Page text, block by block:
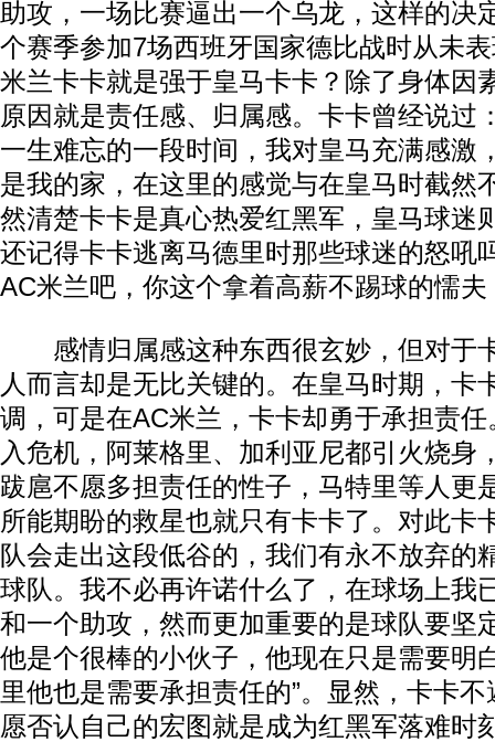
助攻，一场比赛逼出一个乌龙，这样的决
个赛季参加7场西班牙国家德比战时从未
米兰卡卡就是强于皇马卡卡？除了身体因
原因就是责任感、归属感。卡卡曾经说过
一生难忘的一段时间，我对皇马充满感激
是我的家，在这里的感觉与在皇马时截然
然清楚卡卡是真心热爱红黑军，皇马球迷
还记得卡卡逃离马德里时那些球迷的怒吼
AC米兰吧，你这个拿着高薪不踢球的懦夫
感情归属感这种东西很玄妙，但对于
人而言却是无比关键的。在皇马时期，卡
调，可是在AC米兰，卡卡却勇于承担责
入危机，阿莱格里、加利亚尼都引火烧身
跋扈不愿多担责任的性子，马特里等人更
所能期盼的救星也就只有卡卡了。对此卡
队会走出这段低谷的，我们有永不放弃的
球队。我不必再许诺什么了，在球场上我
和一个助攻，然而更加重要的是球队要坚
他是个很棒的小伙子，他现在只是需要明
里他也是需要承担责任的”。显然，卡卡
愿否认自己的宏图就是成为红黑军落难时